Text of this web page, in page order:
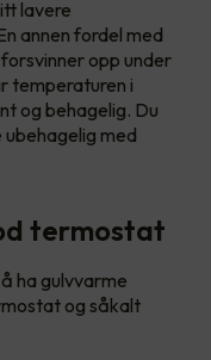
lavere
annen fordel med
opp under
temperaturen i
og behagelig. Du
med
termostat
ha gulvvarme
og såkalt